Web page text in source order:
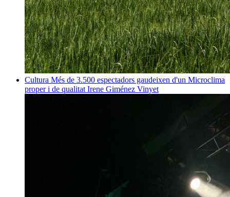
Cultura Més de 3.500 espectadors gaudeixen d'un Microclima
proper i de qualitat Irene Giménez Vinyet